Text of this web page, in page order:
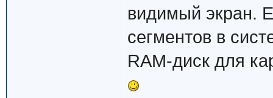
видимый экран.
сегментов в
RAM-диск для